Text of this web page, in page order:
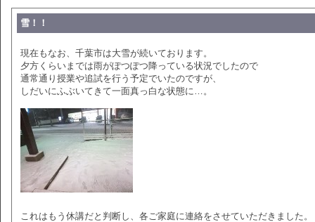
雪！！
現在もなお、千葉市は大雪が続いております。
夕方くらいまでは雨がぽつぽつ降っている状況でしたので
通常通り授業や追試を行う予定でいたのですが、
しだいにふぶいてきて一面真っ白な状態に…。
これはもう休講だと判断し、各ご家庭に連絡をさせていただきました。